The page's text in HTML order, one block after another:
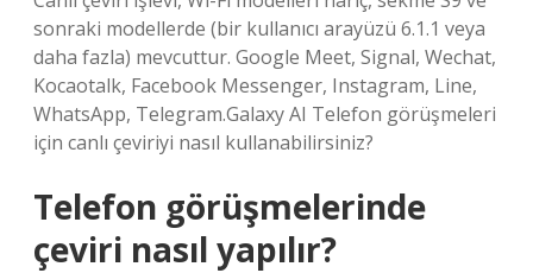
sonraki modellerde (bir kullanıcı arayüzü 6.1.1 veya
daha fazla) mevcuttur. Google Meet, Signal, Wechat,
Kocaotalk, Facebook Messenger, Instagram, Line,
WhatsApp, Telegram.Galaxy AI Telefon görüşmeleri
için canlı çeviriyi nasıl kullanabilirsiniz?
Telefon görüşmelerinde
çeviri nasıl yapılır?